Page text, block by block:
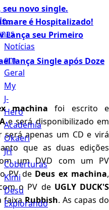
Notícias
em
Geral
My
J-
Hero
Academia
Okaeri
JH
Coberturas
Kimi
Desu
Explorando
novo single.
é Hospitalizado!
Lança seu Primeiro
lança Single após Doze
machina foi escrito e
e será disponibilizado em
será apenas um CD e virá
que as duas edições
um DVD com um PV
PV de Deus ex machina,
o PV de UGLY DUCK'S
faixaRubbish. As capas do